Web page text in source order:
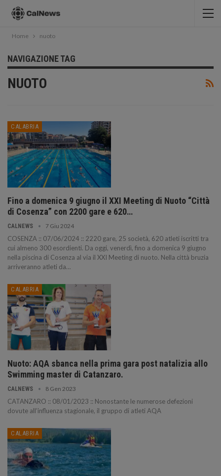
Home nuoto
NAVIGAZIONE TAG
NUOTO
CALABRIA
Fino a domenica 9 giugno il XXI Meeting di Nuoto “Città
di Cosenza” con 2200 gare e 620…
CALNEWS 7 Giu 2024
COSENZA :: 07/06/2024 :: 2220 gare, 25 società, 620 atleti iscritti tra
cui almeno 300 esordienti. Da oggi, venerdì, fino a domenica 9 giugno
nella piscina di Cosenza al via il XXI Meeting di nuoto. Nella città bruzia
arriveranno atleti da…
CALABRIA
Nuoto: AQA sbanca nella prima gara post natalizia allo
Swimming master di Catanzaro.
CALNEWS 8 Gen 2023
CATANZARO :: 08/01/2023 :: Nonostante le numerose defezioni
dovute all’influenza stagionale, il gruppo di atleti AQA
CALABRIA